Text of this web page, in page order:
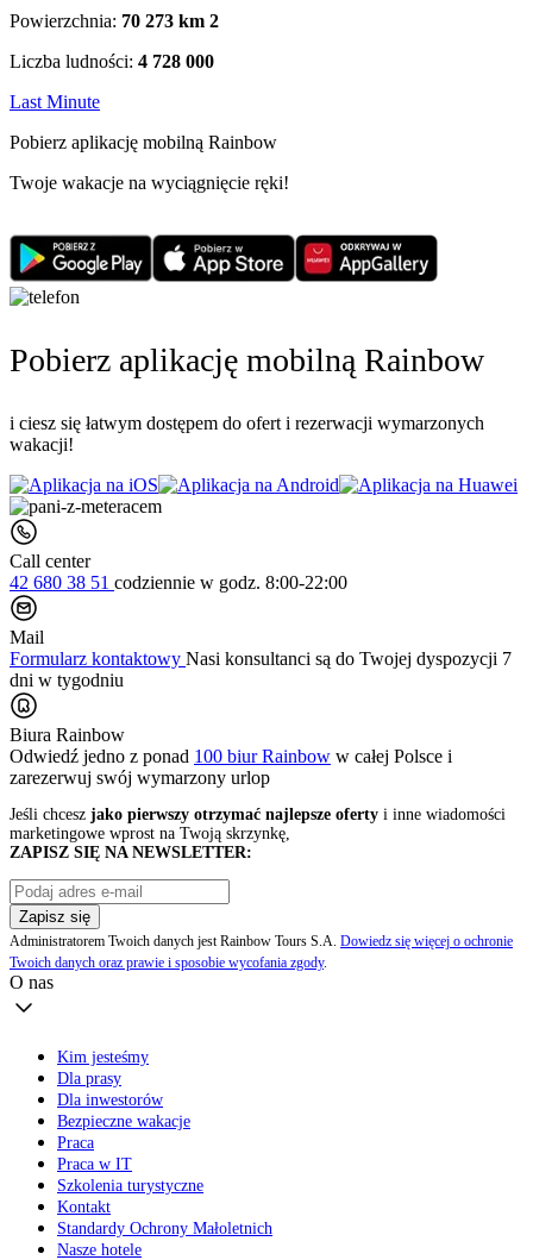
Powierzchnia: 70 273 km 2
Liczba ludności: 4 728 000
Last Minute
Pobierz aplikację mobilną Rainbow
Twoje wakacje na wyciągnięcie ręki!
Pobierz aplikację mobilną Rainbow
i ciesz się łatwym dostępem do ofert i rezerwacji wymarzonych
wakacji!
Call center
42 680 38 51 codziennie w godz. 8:00-22:00
Mail
Formularz kontaktowy Nasi konsultanci są do Twojej dyspozycji 7
dni w tygodniu
Biura Rainbow
Odwiedź jedno z ponad 100 biur Rainbow w całej Polsce i
zarezerwuj swój wymarzony urlop
Jeśli chcesz jako pierwszy otrzymać najlepsze oferty i inne wiadomości
marketingowe wprost na Twoją skrzynkę,
ZAPISZ SIĘ NA NEWSLETTER:
Zapisz się
Administratorem Twoich danych jest Rainbow Tours S.A. Dowiedz się więcej o ochronie
Twoich danych oraz prawie i sposobie wycofania zgody.
O nas
Kim jesteśmy
Dla prasy
Dla inwestorów
Bezpieczne wakacje
Praca
Praca w IT
Szkolenia turystyczne
Kontakt
Standardy Ochrony Małoletnich
Nasze hotele